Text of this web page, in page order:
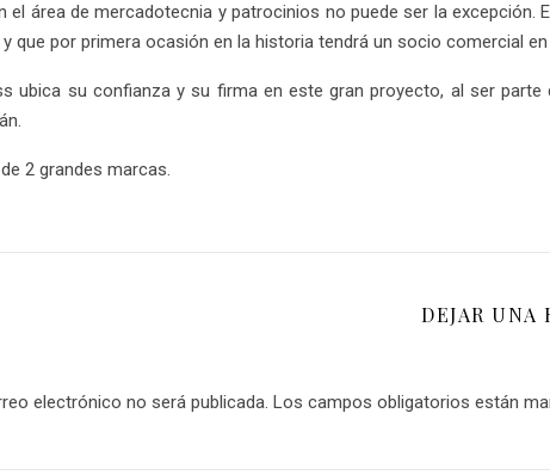
el área de mercadotecnia y patrocinios no puede ser la
y que por primera ocasión en la historia tendrá un socio comercial
ubica su confianza y su firma en este gran proyecto, al ser
2 grandes marcas.
DEJAR UNA
electrónico no será publicada. Los campos obligatorios están